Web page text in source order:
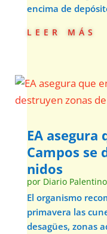
encima de
leer más
EA asegura
Campos se
nidos
por Diario Palentino
El organismo
primavera las
desagües, zonas